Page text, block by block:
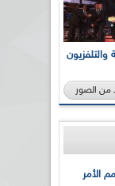
والتلفزيون
من الصور
الأمر